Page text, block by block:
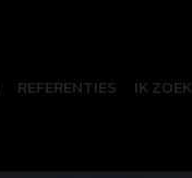
REFERENTIES IK ZOEK